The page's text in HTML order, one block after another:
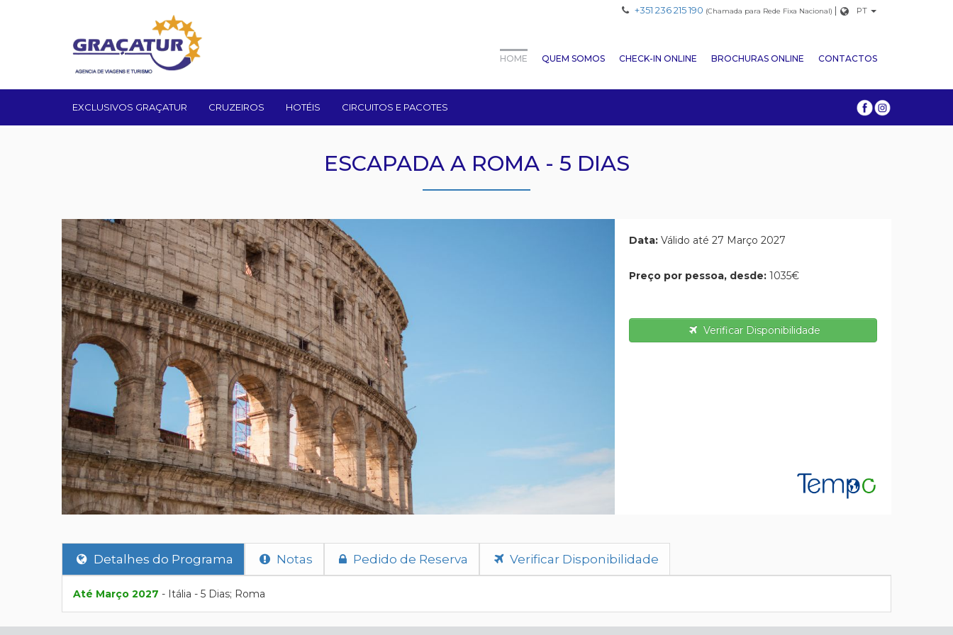
+351 236 215 190 (Chamada para Rede Fixa Nacional) | PT
HOME QUEM SOMOS CHECK-IN ONLINE BROCHURAS ONLINE CONTACTOS
EXCLUSIVOS GRAÇATUR CRUZEIROS HOTÉIS CIRCUITOS E PACOTES
ESCAPADA A ROMA - 5 DIAS
Data: Válido até 27 Março 2027
Preço por pessoa, desde: 1035€
Verificar Disponibilidade
Detalhes do Programa Notas Pedido de Reserva Verificar Disponibilidade
Até Março 2027 - Itália - 5 Dias; Roma